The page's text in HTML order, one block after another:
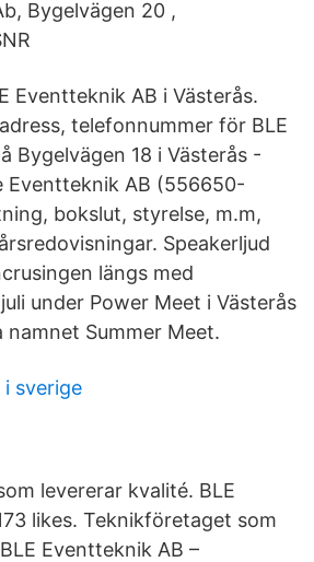
Bygelvägen 20 ,
Eventteknik AB i Västerås.
telefonnummer för BLE
Bygelvägen 18 i Västerås -
Eventteknik AB (556650-
bokslut, styrelse, m.m,
Speakerljud
längs med
under Power Meet i Västerås
namnet Summer Meet.
sverige
levererar kvalité. BLE
likes. Teknikföretaget som
Eventteknik AB –